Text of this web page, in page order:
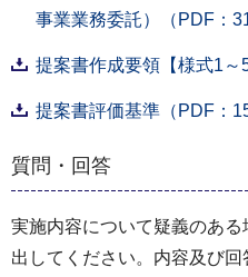
事業業務委託）（PDF：
提案書作成要領【様式1～
提案書評価基準（PDF：
質問・回答
実施内容について疑義のあ
出してください。内容及び